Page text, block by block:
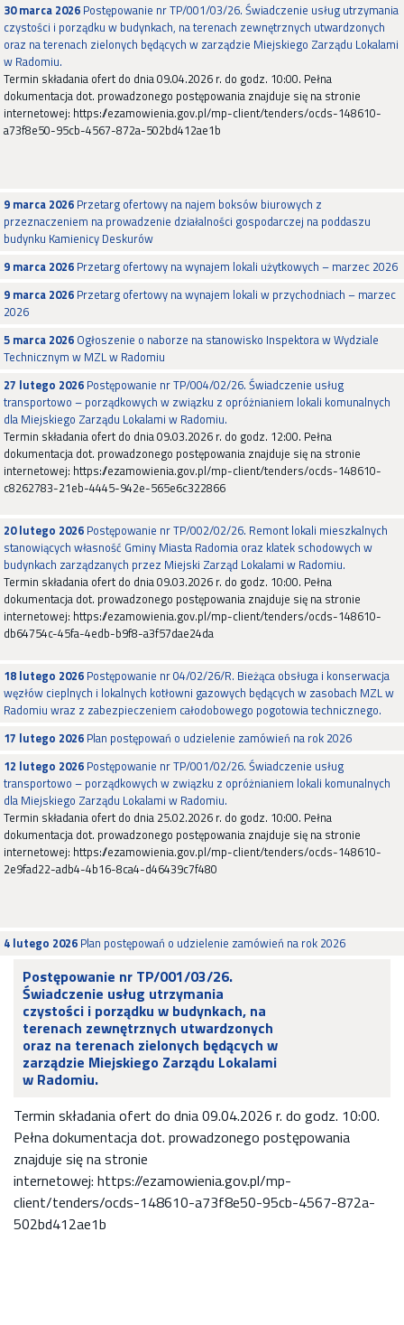
30 marca 2026 Postępowanie nr TP/001/03/26. Świadczenie usług utrzymania
czystości i porządku w budynkach, na terenach zewnętrznych utwardzonych
oraz na terenach zielonych będących w zarządzie Miejskiego Zarządu Lokalami
w Radomiu.
Termin składania ofert do dnia 09.04.2026 r. do godz. 10:00. Pełna
dokumentacja dot. prowadzonego postępowania znajduje się na stronie
internetowej: https://ezamowienia.gov.pl/mp-client/tenders/ocds-148610-
a73f8e50-95cb-4567-872a-502bd412ae1b
9 marca 2026 Przetarg ofertowy na najem boksów biurowych z
przeznaczeniem na prowadzenie działalności gospodarczej na poddaszu
budynku Kamienicy Deskurów
9 marca 2026 Przetarg ofertowy na wynajem lokali użytkowych – marzec 2026
9 marca 2026 Przetarg ofertowy na wynajem lokali w przychodniach – marzec
2026
5 marca 2026 Ogłoszenie o naborze na stanowisko Inspektora w Wydziale
Technicznym w MZL w Radomiu
27 lutego 2026 Postępowanie nr TP/004/02/26. Świadczenie usług
transportowo – porządkowych w związku z opróżnianiem lokali komunalnych
dla Miejskiego Zarządu Lokalami w Radomiu.
Termin składania ofert do dnia 09.03.2026 r. do godz. 12:00. Pełna
dokumentacja dot. prowadzonego postępowania znajduje się na stronie
internetowej: https://ezamowienia.gov.pl/mp-client/tenders/ocds-148610-
c8262783-21eb-4445-942e-565e6c322866
20 lutego 2026 Postępowanie nr TP/002/02/26. Remont lokali mieszkalnych
stanowiących własność Gminy Miasta Radomia oraz klatek schodowych w
budynkach zarządzanych przez Miejski Zarząd Lokalami w Radomiu.
Termin składania ofert do dnia 09.03.2026 r. do godz. 10:00. Pełna
dokumentacja dot. prowadzonego postępowania znajduje się na stronie
internetowej: https://ezamowienia.gov.pl/mp-client/tenders/ocds-148610-
db64754c-45fa-4edb-b9f8-a3f57dae24da
18 lutego 2026 Postępowanie nr 04/02/26/R. Bieżąca obsługa i konserwacja
węzłów cieplnych i lokalnych kotłowni gazowych będących w zasobach MZL w
Radomiu wraz z zabezpieczeniem całodobowego pogotowia technicznego.
17 lutego 2026 Plan postępowań o udzielenie zamówień na rok 2026
12 lutego 2026 Postępowanie nr TP/001/02/26. Świadczenie usług
transportowo – porządkowych w związku z opróżnianiem lokali komunalnych
dla Miejskiego Zarządu Lokalami w Radomiu.
Termin składania ofert do dnia 25.02.2026 r. do godz. 10:00. Pełna
dokumentacja dot. prowadzonego postępowania znajduje się na stronie
internetowej: https://ezamowienia.gov.pl/mp-client/tenders/ocds-148610-
2e9fad22-adb4-4b16-8ca4-d46439c7f480
4 lutego 2026 Plan postępowań o udzielenie zamówień na rok 2026
Postępowanie nr TP/001/03/26.
Świadczenie usług utrzymania
czystości i porządku w budynkach, na
terenach zewnętrznych utwardzonych
oraz na terenach zielonych będących w
zarządzie Miejskiego Zarządu Lokalami
w Radomiu.
Termin składania ofert do dnia 09.04.2026 r. do godz. 10:00.
Pełna dokumentacja dot. prowadzonego postępowania
znajduje się na stronie
internetowej: https://ezamowienia.gov.pl/mp-
client/tenders/ocds-148610-a73f8e50-95cb-4567-872a-
502bd412ae1b